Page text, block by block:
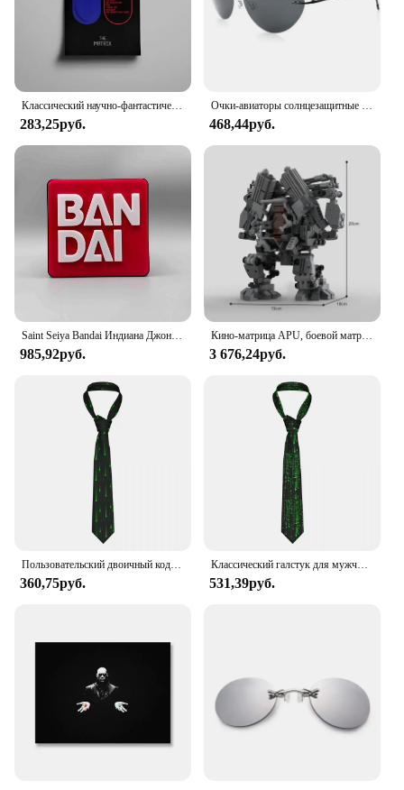
283,25руб. 468,44руб.
985,92руб.
Кино-матрица APU, боевой матричный робот, строительные блоки MOC-13752, пилонированный экзоскелет, мех, сборная модель, детская игрушка, подарок на день рождения
3 676,24руб.
Пользовательский двоичный код матричная программа галстук мужской классический Шелковый хакер программатор Галстуки для бизнеса
360,75руб.
Классический галстук для мужчин и женщин с матричной программа, 8 см
531,39руб.